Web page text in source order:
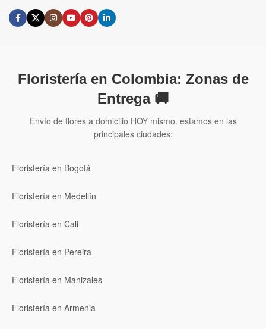
Floristería en Colombia: Zonas de
Entrega 🚚
Envío de flores a domicilio HOY mismo. estamos en las
principales ciudades:
Floristería en Bogotá
Floristería en Medellín
Floristería en Cali
Floristería en Pereira
Floristería en Manizales
Floristería en Armenia